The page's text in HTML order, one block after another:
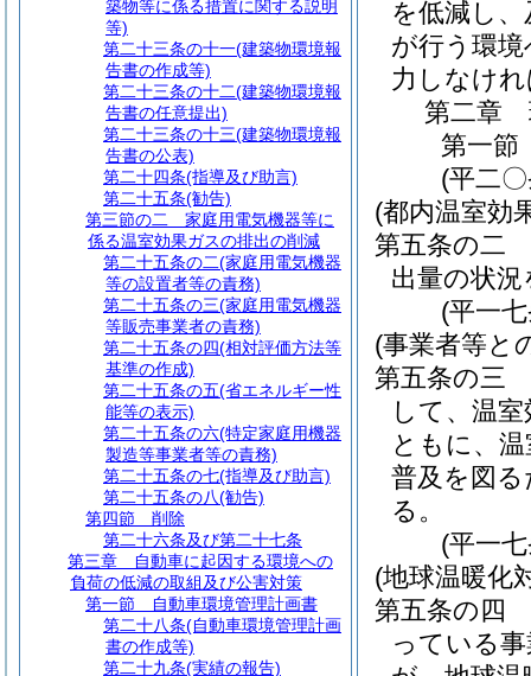
を低減し
が行う環
力しなけ
第二章
第一節
(平二
(都内温室効
第五条の二
出量の状
(平一
(事業者等と
第五条の三
して、温
ともに、
普及を図
る。
(平一
(地球温暖化
第五条の四
っている
築物等に係る措置に関する説明
等)
第二十三条の十一(建築物環境報
告書の作成等)
第二十三条の十二(建築物環境報
告書の任意提出)
第二十三条の十三(建築物環境報
告書の公表)
第二十四条(指導及び助言)
第二十五条(勧告)
第三節の二
家庭用電気機器等に
係る温室効果ガスの排出の削減
第二十五条の二(家庭用電気機器
等の設置者等の責務)
第二十五条の三(家庭用電気機器
等販売事業者の責務)
第二十五条の四(相対評価方法等
基準の作成)
第二十五条の五(省エネルギー性
能等の表示)
第二十五条の六(特定家庭用機器
製造等事業者等の責務)
第二十五条の七(指導及び助言)
第二十五条の八(勧告)
第四節
削除
第二十六条及び第二十七条
第三章
自動車に起因する環境への
負荷の低減の取組及び公害対策
第一節
自動車環境管理計画書
第二十八条(自動車環境管理計画
書の作成等)
第二十九条(実績の報告)